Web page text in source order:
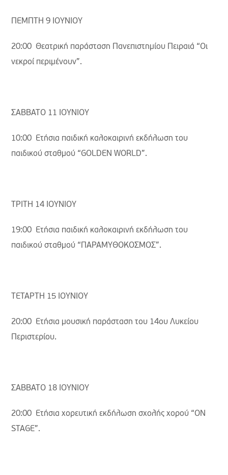
ΠΕΜΠΤΗ 9 ΙΟΥΝΙΟΥ
20:00 Θεατρική παράσταση Πανεπιστημίου Πειραιά “Οι
νεκροί περιμένουν”.
ΣΑΒΒΑΤΟ 11 ΙΟΥΝΙΟΥ
10:00 Ετήσια παιδική καλοκαιρινή εκδήλωση του
παιδικού σταθμού “GOLDEN WORLD”.
ΤΡΙΤΗ 14 ΙΟΥΝΙΟΥ
19:00 Ετήσια παιδική καλοκαιρινή εκδήλωση του
παιδικού σταθμού “ΠΑΡΑΜΥΘΟΚΟΣΜΟΣ”.
ΤΕΤΑΡΤΗ 15 ΙΟΥΝΙΟΥ
20:00 Ετήσια μουσική παράσταση του 14ου Λυκείου
Περιστερίου.
ΣΑΒΒΑΤΟ 18 ΙΟΥΝΙΟΥ
20:00 Ετήσια χορευτική εκδήλωση σχολής χορού “ON
STAGE”.